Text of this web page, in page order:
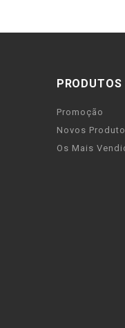
PRODUTOS
Promoção
Novos
Os Mais